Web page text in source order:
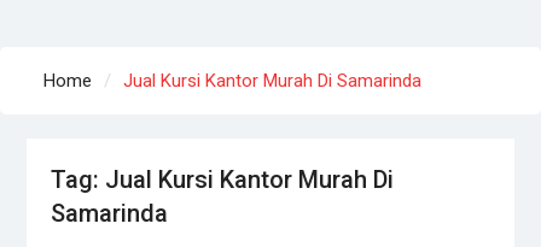
Home Jual Kursi Kantor Murah Di Samarinda
Tag: Jual Kursi Kantor Murah Di
Samarinda